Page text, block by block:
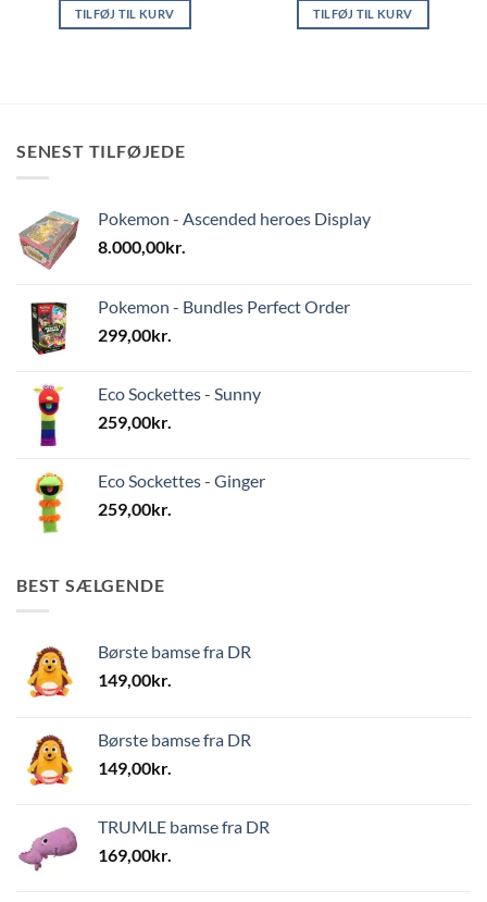
TILFØJ TIL KURV TILFØJ TIL KURV
SENEST TILFØJEDE
Pokemon - Ascended heroes Display
8.000,00kr.
Pokemon - Bundles Perfect Order
299,00kr.
Eco Sockettes - Sunny
259,00kr.
Eco Sockettes - Ginger
259,00kr.
BEST SÆLGENDE
Børste bamse fra DR
149,00kr.
Børste bamse fra DR
149,00kr.
TRUMLE bamse fra DR
169,00kr.